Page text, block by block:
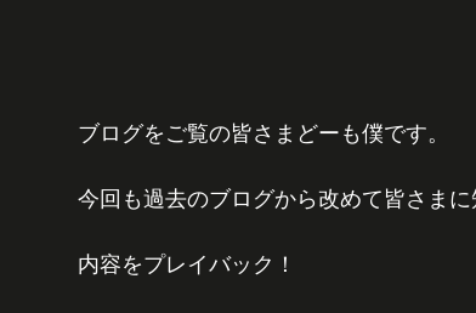
ブログをご覧の皆さまどーも僕です。
今回も過去のブログから改めて皆さま
内容をプレイバック！